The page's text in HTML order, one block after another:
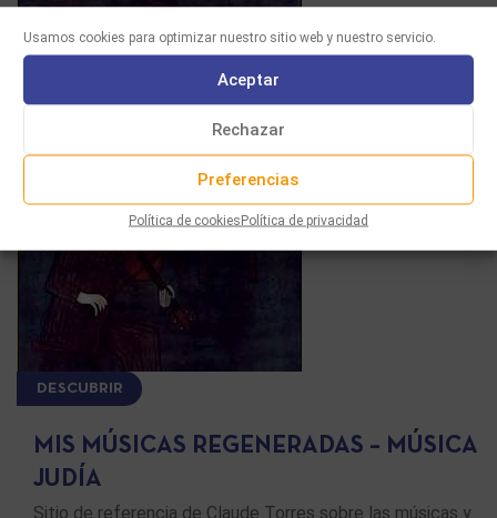
Usamos cookies para optimizar nuestro sitio web y nuestro servicio.
Aceptar
Rechazar
Preferencias
Política de cookiesPolítica de privacidad
DESCUBRIR
MIS MÚSICAS REGENERADAS – MÚSICA
JUDÍA
Sitio de referencia de Claude Torres sobre las músicas y